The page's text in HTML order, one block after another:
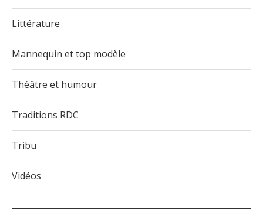
Littérature
Mannequin et top modèle
Théâtre et humour
Traditions RDC
Tribu
Vidéos